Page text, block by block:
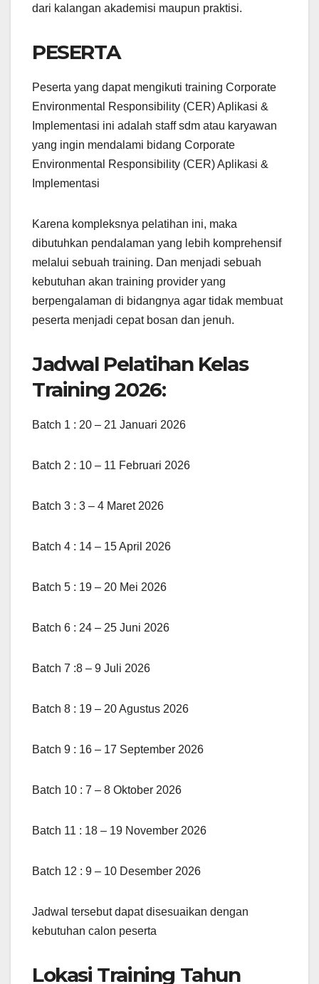
dari kalangan akademisi maupun praktisi.
PESERTA
Peserta yang dapat mengikuti training Corporate
Environmental Responsibility (CER) Aplikasi &
Implementasi ini adalah staff sdm atau karyawan
yang ingin mendalami bidang Corporate
Environmental Responsibility (CER) Aplikasi &
Implementasi
Karena kompleksnya pelatihan ini, maka
dibutuhkan pendalaman yang lebih komprehensif
melalui sebuah training. Dan menjadi sebuah
kebutuhan akan training provider yang
berpengalaman di bidangnya agar tidak membuat
peserta menjadi cepat bosan dan jenuh.
Jadwal Pelatihan Kelas
Training 2026:
Batch 1 : 20 – 21 Januari 2026
Batch 2 : 10 – 11 Februari 2026
Batch 3 : 3 – 4 Maret 2026
Batch 4 : 14 – 15 April 2026
Batch 5 : 19 – 20 Mei 2026
Batch 6 : 24 – 25 Juni 2026
Batch 7 :8 – 9 Juli 2026
Batch 8 : 19 – 20 Agustus 2026
Batch 9 : 16 – 17 September 2026
Batch 10 : 7 – 8 Oktober 2026
Batch 11 : 18 – 19 November 2026
Batch 12 : 9 – 10 Desember 2026
Jadwal tersebut dapat disesuaikan dengan
kebutuhan calon peserta
Lokasi Training Tahun